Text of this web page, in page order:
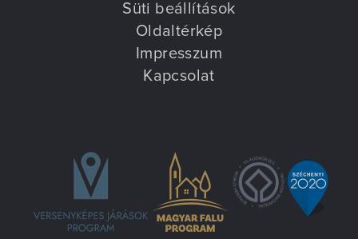
Dokumentumok
Süti beállítások
Oldaltérkép
Impresszum
Kapcsolat